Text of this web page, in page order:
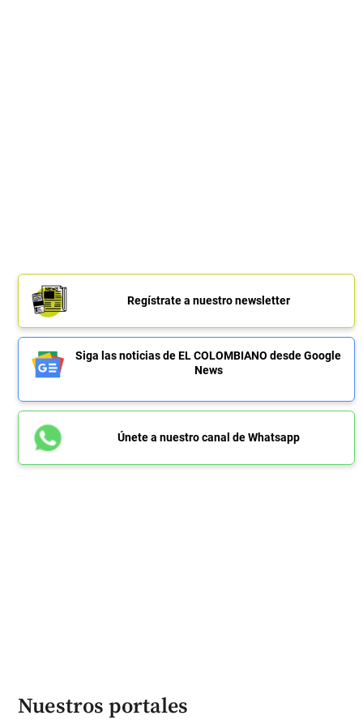
Regístrate a nuestro newsletter
Siga las noticias de EL COLOMBIANO desde Google
News
Únete a nuestro canal de Whatsapp
Nuestros portales